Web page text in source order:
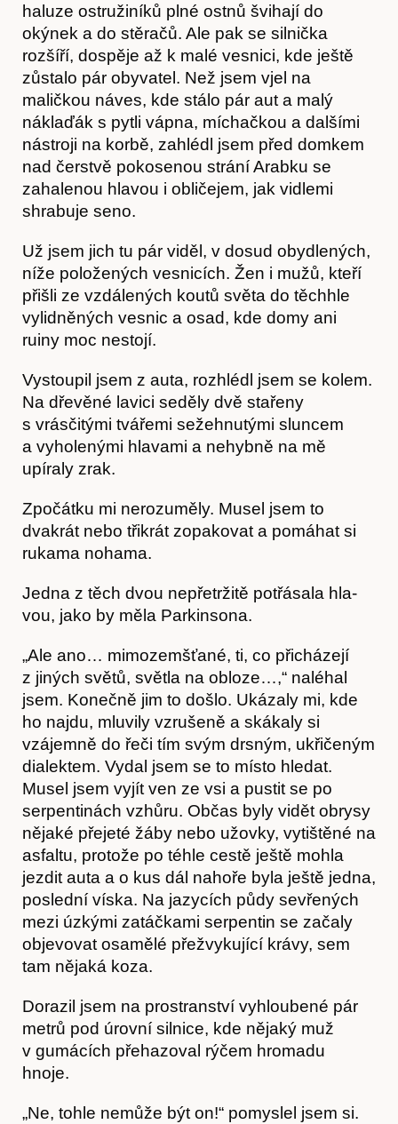
Články
haluze ostružiníků plné ostnů švihají do
okýnek a do stěračů. Ale pak se silnička
rozšíří, dospěje až k malé vesnici, kde ještě
zůstalo pár obyvatel. Než jsem vjel na
maličkou náves, kde stálo pár aut a malý
náklaďák s pytli vápna, míchačkou a dalšími
nástroji na korbě, zahlédl jsem před domkem
nad čerstvě pokosenou strání Arabku se
zahalenou hlavou i obličejem, jak vidlemi
shrabuje seno.
Už jsem jich tu pár viděl, v dosud obydlených,
níže položených vesnicích. Žen i mužů, kteří
přišli ze vzdálených koutů světa do těchhle
vylidněných vesnic a osad, kde domy ani
ruiny moc nestojí.
Vystoupil jsem z auta, rozhlédl jsem se kolem.
Na dřevěné lavici seděly dvě stařeny
s vrásčitý­mi tvářemi sežehnutými sluncem
a vyholenými hlavami a nehybně na mě
upíraly zrak.
Zpočátku mi nerozuměly. Musel jsem to
dvakrát nebo třikrát zopakovat a pomáhat si
rukama nohama.
Jedna z těch dvou nepřetržitě potřásala hla­
vou, jako by měla Parkinsona.
„Ale ano… mimozemšťané, ti, co přicházejí
z jiných světů, světla na obloze…,“ naléhal
jsem. Konečně jim to došlo. Ukázaly mi, kde
ho najdu, mluvily vzrušeně a skákaly si
vzájemně do řeči tím svým drsným, ukřičeným
dialektem. Vydal jsem se to místo hledat.
Musel jsem vy­jít ven ze vsi a pustit se po
serpentinách vzhůru. Občas byly vidět obrysy
nějaké přejeté žáby nebo užovky, vytištěné na
asfaltu, protože po téhle cestě ještě mohla
jezdit auta a o kus dál nahoře byla ještě jedna,
poslední víska. Na jazycích půdy sevřených
mezi úzkými zatáčkami serpentin se začaly
objevovat osamělé přežvykující krávy, sem
tam nějaká koza.
Dorazil jsem na prostranství vyhloubené pár
metrů pod úrovní silnice, kde nějaký muž
v gu­mácích přehazoval rýčem hromadu
hnoje.
„Ne, tohle nemůže být on!“ pomyslel jsem si.